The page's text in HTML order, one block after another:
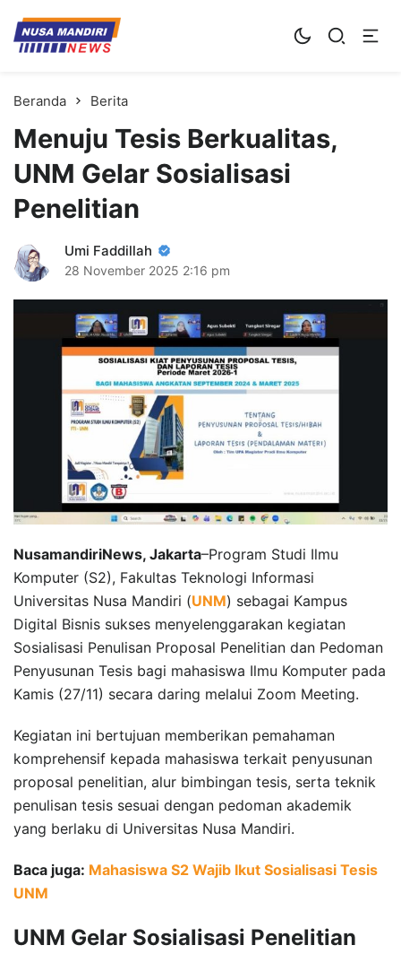
Kampus Digital Bisnis
Universitas Nusa Mandiri
Beranda Berita
Menuju Tesis Berkualitas,
UNM Gelar Sosialisasi
Penelitian
Umi Faddillah
28 November 2025 2:16 pm
NusamandiriNews, Jakarta–Program Studi Ilmu
Komputer (S2), Fakultas Teknologi Informasi
Universitas Nusa Mandiri (UNM) sebagai Kampus
Digital Bisnis sukses menyelenggarakan kegiatan
Sosialisasi Penulisan Proposal Penelitian dan Pedoman
Penyusunan Tesis bagi mahasiswa Ilmu Komputer pada
Kamis (27/11) secara daring melalui Zoom Meeting.
Kegiatan ini bertujuan memberikan pemahaman
komprehensif kepada mahasiswa terkait penyusunan
proposal penelitian, alur bimbingan tesis, serta teknik
penulisan tesis sesuai dengan pedoman akademik
yang berlaku di Universitas Nusa Mandiri.
Baca juga: Mahasiswa S2 Wajib Ikut Sosialisasi Tesis
UNM
UNM Gelar Sosialisasi Penelitian